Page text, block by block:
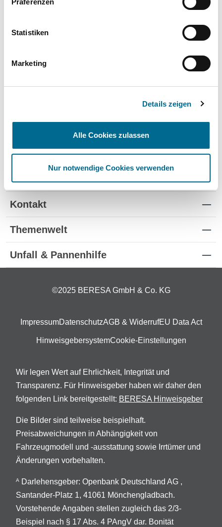
Präferenzen
Statistiken
Marketing
Details zeigen
Alle Cookies zulassen
Nur notwendige Cookies verwenden
Schnelle Verfügbarkeit
Flexible Laufzeiten ✔ - -
- -
Standorte
Kontakt
Themenwelt
Unfall & Pannenhilfe
©2025 BERESA GmbH & Co. KG
ImpressumDatenschutzAGB & WiderrufEU Data Act
HinweisgebersystemCookie-Einstellungen
Wir legen Wert auf Ehrlichkeit, Integrität und
Transparenz. Für Hinweisgeber haben wir daher den
folgenden Link bereitgestellt: BERESA Hinweisgeber
Die Bilder sind teilweise beispielhaft.
Preisabweichungen in Abhängigkeit von
Fahrzeugmodell und -ausstattung sowie Irrtümer und
Änderungen vorbehalten.
A
Darlehensgeber: Openbank Deutschland AG ,
Santander-Platz 1, 41061 Mönchengladbach.
Vorstehende Angaben stellen zugleich das 2/3-
Beispiel nach § 17 Abs. 4 PAngV dar. Bonität